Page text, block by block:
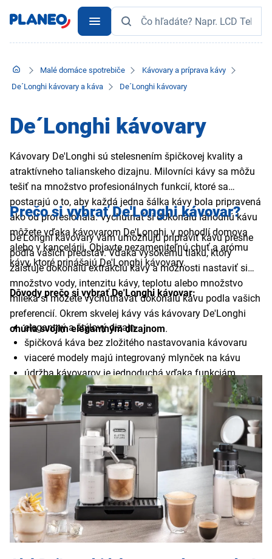
Malé domáce spotrebiče
Kávovary a príprava kávy
De´Longhi kávovary a káva
De´Longhi kávovary
De´Longhi kávovary
Kávovary De'Longhi sú stelesnením špičkovej kvality a
atraktívneho talianskeho dizajnu. Milovníci kávy sa môžu
tešiť na množstvo profesionálnych funkcií, ktoré sa
postarajú o to, aby každá jedna šálka kávy bola pripravená
ako od profesionála. Vychutnať si dokonalú lahodnú kávu
môžete vďaka kávovarom De'Longhi, v pohodlí domova
alebo v kancelárii. Objavte nezameniteľnú chuť a arómu
kávy, ktoré prinášajú De'Longhi kávovary.
Prečo si vybrať De'Longhi kávovar?
De'Longhi kávovary vám umožňujú pripraviť kávu presne
podľa vašich predstáv. Vďaka vysokému tlaku, ktorý
zaisťuje dokonalú extrakciu kávy a možnosti nastaviť si
množstvo vody, intenzitu kávy, teplotu alebo množstvo
mlieka si môžete vychutnávať dokonalú kávu podla vašich
preferencií. Okrem skvelej kávy vás kávovary De'Longhi
ohúria svojim elegantným dizajnom.
Dôvody prečo si vybrať De'Longhi kávovar:
elegantný a štýlový dizajn
špičková káva bez zložitého nastavovania kávovaru
viaceré modely majú integrovaný mlynček na kávu
údržba kávovarov je jednoduchá vďaka funkciám
automatického čistenia a odvápňovania
široký výber modelov, ktoré uspokoja aj náročných
zákazníkov